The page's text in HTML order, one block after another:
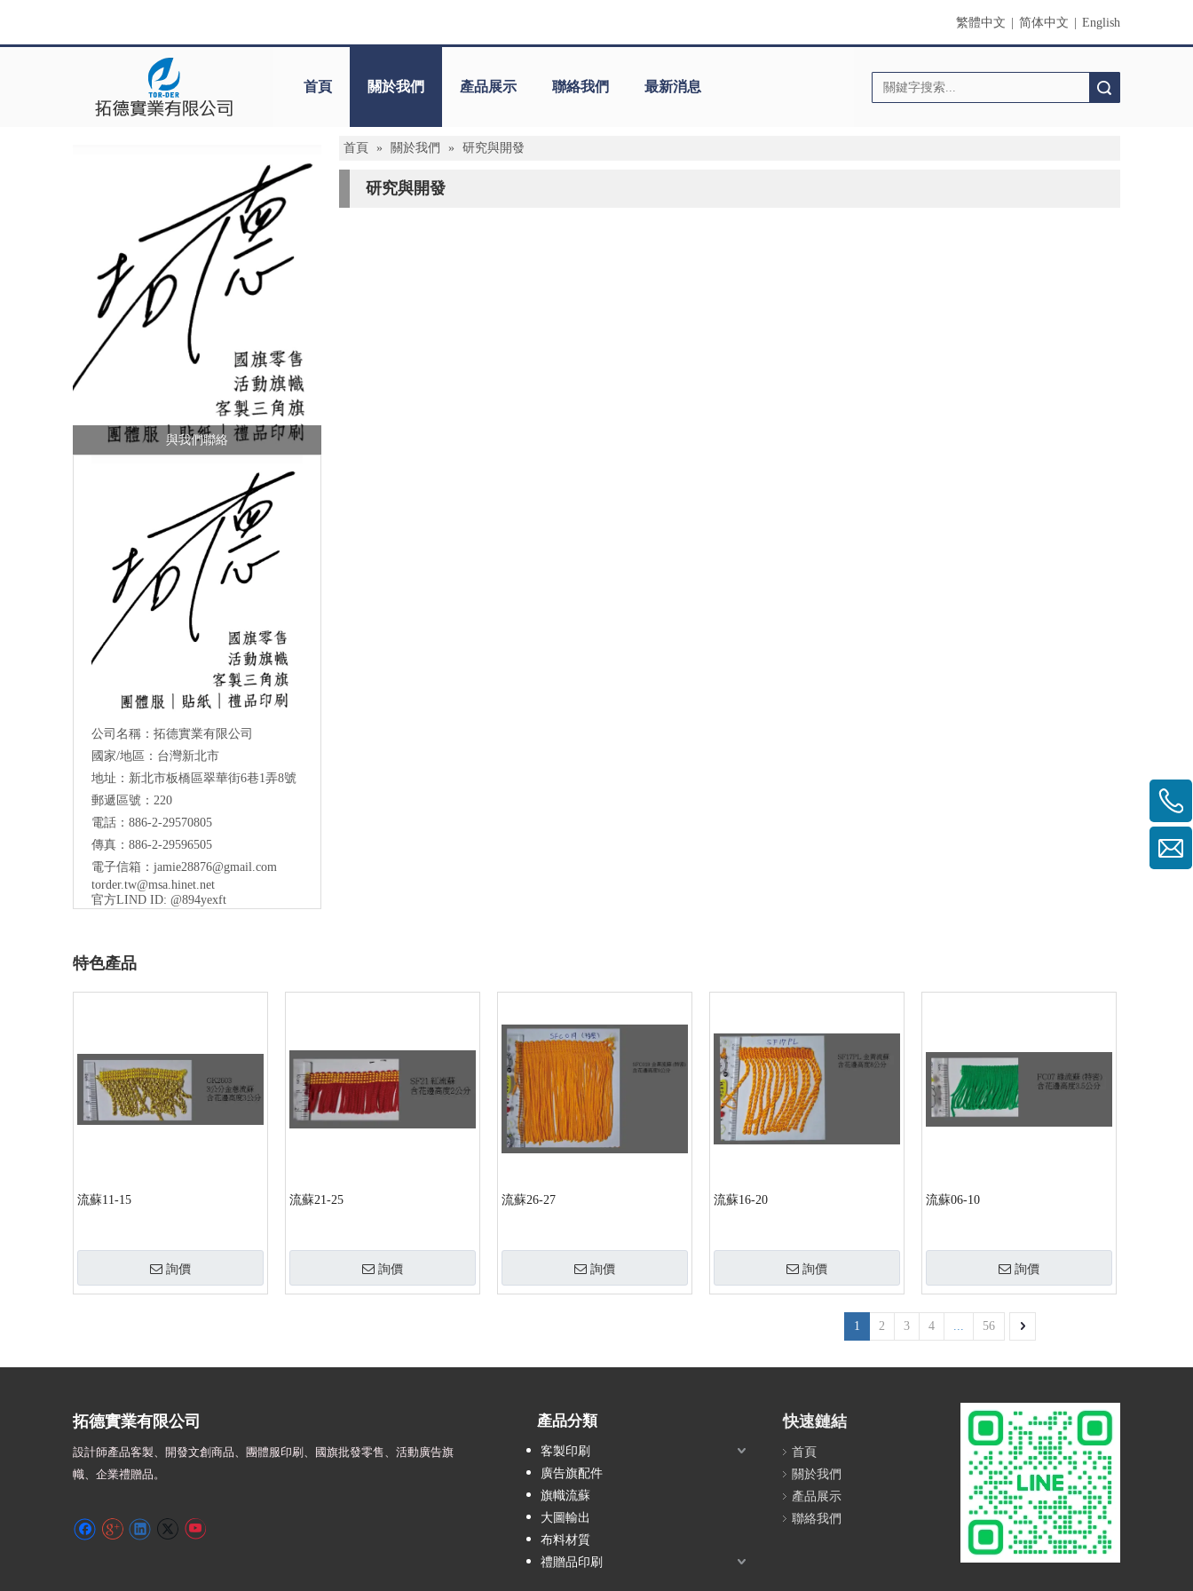
繁體中文 简体中文 English
首頁 關於我們 產品展示 聯絡我們 最新消息
與我們聯絡
公司名稱：拓德實業有限公司
國家/地區：台灣新北市
地址：新北市板橋區翠華街6巷1弄8號
郵遞區號：220
電話：886-2-29570805
傳真：886-2-29596505
電子信箱： jamie28876@gmail.com
torder.tw@msa.hinet.net
官方LIND ID: @894yexft
首頁 » 關於我們 » 研究與開發
研究與開發
特色產品
流蘇11-15
詢價
流蘇21-25
詢價
流蘇26-27
詢價
流蘇16-20
詢價
流蘇06-10
詢價
1 2 3 4 56
拓德實業有限公司
設計師產品客製、開發文創商品、團體服印刷、
國旗批發零售、活動廣告旗
幟、 企業禮贈品。
產品分類
客製印刷
廣告旗配件
旗幟流蘇
大圖輸出
布料材質
禮贈品印刷
快速鏈結
首頁
關於我們
產品展示
聯絡我們